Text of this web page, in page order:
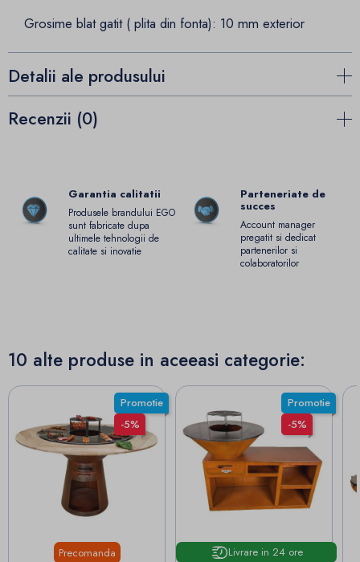
Grosime blat gatit ( plita din fonta): 10 mm exterior
Detalii ale produsului
Recenzii (0)
Garantia calitatii
Produsele brandului EGO
sunt fabricate dupa
ultimele tehnologii de
calitate si inovatie
Parteneriate de
succes
Account manager
pregatit si dedicat
partenerilor si
colaboratorilor
10 alte produse in aceeasi categorie:
Promotie
-5%
Precomanda
Promotie
-5%
Livrare in 24 ore